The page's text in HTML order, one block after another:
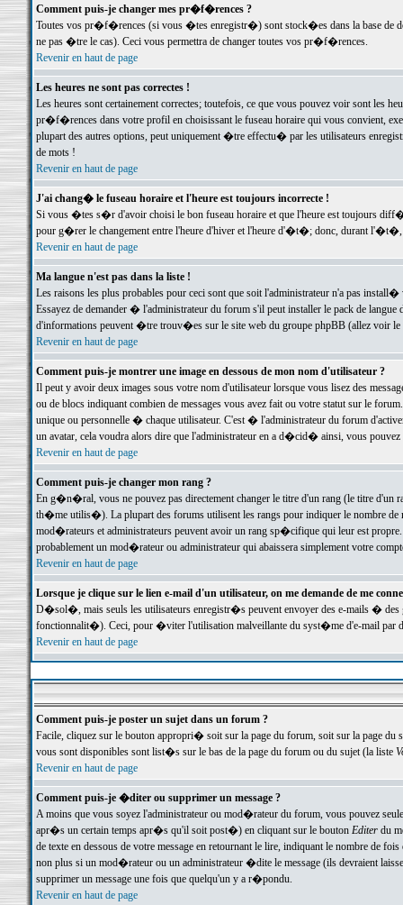
Comment puis-je changer mes pr�f�rences ?
Toutes vos pr�f�rences (si vous �tes enregistr�) sont stock�es dans la base de
ne pas �tre le cas). Ceci vous permettra de changer toutes vos pr�f�rences.
Revenir en haut de page
Les heures ne sont pas correctes !
Les heures sont certainement correctes; toutefois, ce que vous pouvez voir sont
pr�f�rences dans votre profil en choisissant le fuseau horaire qui vous convient,
plupart des autres options, peut uniquement �tre effectu� par les utilisateurs
de mots !
Revenir en haut de page
J'ai chang� le fuseau horaire et l'heure est toujours incorrecte !
Si vous �tes s�r d'avoir choisi le bon fuseau horaire et que l'heure est toujours
pour g�rer le changement entre l'heure d'hiver et l'heure d'�t�; donc, durant
Revenir en haut de page
Ma langue n'est pas dans la liste !
Les raisons les plus probables pour ceci sont que soit l'administrateur n'a pas
Essayez de demander � l'administrateur du forum s'il peut installer le pack de
d'informations peuvent �tre trouv�es sur le site web du groupe phpBB (allez voir le
Revenir en haut de page
Comment puis-je montrer une image en dessous de mon nom d'utilisateur ?
Il peut y avoir deux images sous votre nom d'utilisateur lorsque vous lisez des
ou de blocs indiquant combien de messages vous avez fait ou votre statut sur le
unique ou personnelle � chaque utilisateur. C'est � l'administrateur du forum
un avatar, cela voudra alors dire que l'administrateur en a d�cid� ainsi, vous
Revenir en haut de page
Comment puis-je changer mon rang ?
En g�n�ral, vous ne pouvez pas directement changer le titre d'un rang (le titre d'un
th�me utilis�). La plupart des forums utilisent les rangs pour indiquer le nombre de
mod�rateurs et administrateurs peuvent avoir un rang sp�cifique qui leur est
probablement un mod�rateur ou administrateur qui abaissera simplement votre
Revenir en haut de page
Lorsque je clique sur le lien e-mail d'un utilisateur, on me demande de me
D�sol�, mais seuls les utilisateurs enregistr�s peuvent envoyer des e-mails �
fonctionnalit�). Ceci, pour �viter l'utilisation malveillante du syst�me d'e-mail par
Revenir en haut de page
Comment puis-je poster un sujet dans un forum ?
Facile, cliquez sur le bouton appropri� soit sur la page du forum, soit sur la page du
vous sont disponibles sont list�s sur le bas de la page du forum ou du sujet (la liste
Revenir en haut de page
Comment puis-je �diter ou supprimer un message ?
A moins que vous soyez l'administrateur ou mod�rateur du forum, vous pouvez
apr�s un certain temps apr�s qu'il soit post�) en cliquant sur le bouton Editerdu
de texte en dessous de votre message en retournant le lire, indiquant le nombre
non plus si un mod�rateur ou un administrateur �dite le message (ils devraient
supprimer un message une fois que quelqu'un y a r�pondu.
Revenir en haut de page